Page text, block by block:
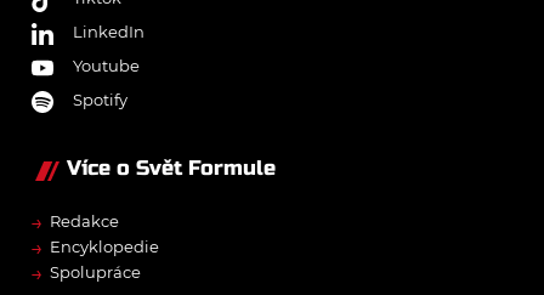
LinkedIn
Youtube
Spotify
Více o Svět Formule
→ Redakce
→ Encyklopedie
→ Spolupráce